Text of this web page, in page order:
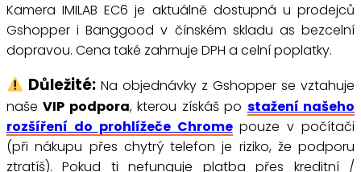
Kamera IMILAB EC6 je aktuálně dostupná u prodejců
Gshopper i Banggood v čínském skladu as bezcelní
dopravou. Cena také zahrnuje DPH a celní poplatky.
Důležité: Na objednávky z Gshopper se vztahuje
našeVIP podpora, kterou získáš po stažení našeho
rozšíření do prohlížeče Chromepouze v počítači
(při nákupu přes chytrý telefon je riziko, že podporu
ztratíš). Pokud ti nefunguje platba přes kreditní /